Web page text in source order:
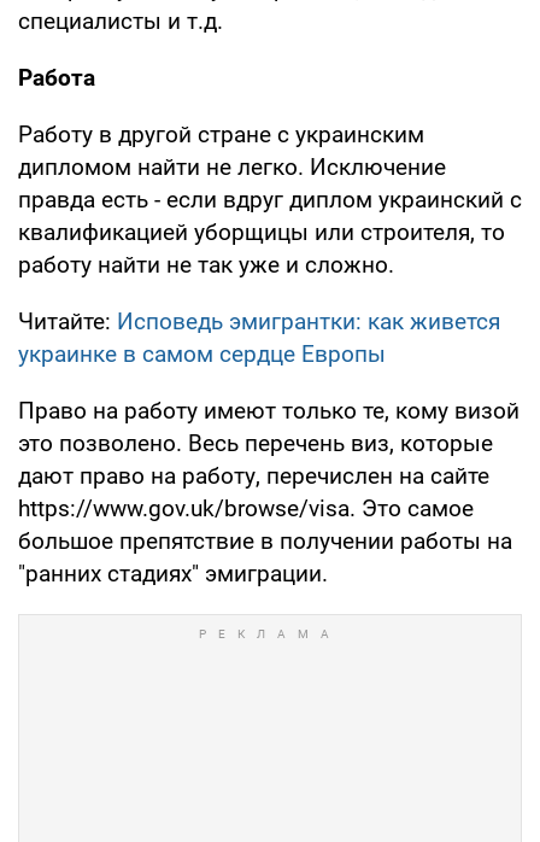
специалисты и т.д.
Работа
Работу в другой стране с украинским
дипломом найти не легко. Исключение
правда есть - если вдруг диплом украинский с
квалификацией уборщицы или строителя, то
работу найти не так уже и сложно.
Читайте: Исповедь эмигрантки: как живется
украинке в самом сердце Европы
Право на работу имеют только те, кому визой
это позволено. Весь перечень виз, которые
дают право на работу, перечислен на сайте
https://www.gov.uk/browse/visa. Это самое
большое препятствие в получении работы на
"ранних стадиях" эмиграции.